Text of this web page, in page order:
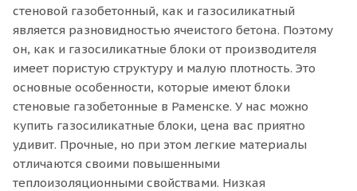
стеновой газобетонный, как и газосиликатный
является разновидностью ячеистого бетона. Поэтому
он, как и газосиликатные блоки от производителя
имеет пористую структуру и малую плотность. Это
основные особенности, которые имеют блоки
стеновые газобетонные в Раменске. У нас можно
купить газосиликатные блоки, цена вас приятно
удивит. Прочные, но при этом легкие материалы
отличаются своими повышенными
теплоизоляционными свойствами. Низкая